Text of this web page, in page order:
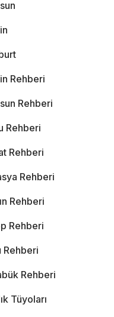
Rehberi
Rehberi
Rehberi
Rehberi
Rehberi
Rehberi
Rehberi
Rehberi
Rehberi
Tüyoları